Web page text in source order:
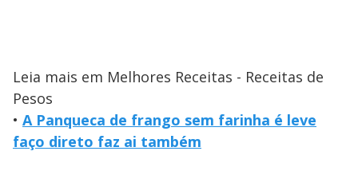
Leia mais em Melhores Receitas - Receitas de
Pesos
• A Panqueca de frango sem farinha é leve
faço direto faz ai também